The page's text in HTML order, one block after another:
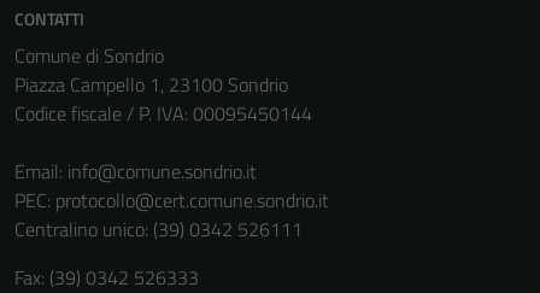
CONTATTI
Comune di Sondrio
Piazza Campello 1, 23100 Sondrio
Codice fiscale / P. IVA: 00095450144
Email: info@comune.sondrio.it
PEC: protocollo@cert.comune.sondrio.it
Centralino unico: (39) 0342 526111
Fax: (39) 0342 526333
Questi cookie
informazioni
personali.